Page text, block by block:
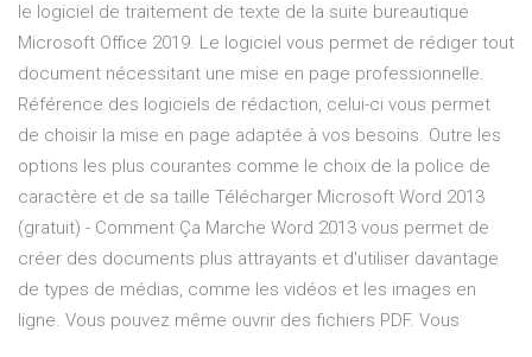
le logiciel de traitement de texte de la suite bureautique
Microsoft Office 2019. Le logiciel vous permet de rédiger tout
document nécessitant une mise en page professionnelle.
Référence des logiciels de rédaction, celui-ci vous permet
de choisir la mise en page adaptée à vos besoins. Outre les
options les plus courantes comme le choix de la police de
caractère et de sa taille Télécharger Microsoft Word 2013
(gratuit) - Comment Ça Marche Word 2013 vous permet de
créer des documents plus attrayants et d'utiliser davantage
de types de médias, comme les vidéos et les images en
ligne. Vous pouvez même ouvrir des fichiers PDF. Vous